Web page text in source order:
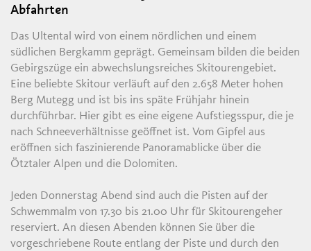
Abfahrten
Das Ultental wird von einem nördlichen und einem
südlichen Bergkamm geprägt. Gemeinsam bilden die beiden
Gebirgszüge ein abwechslungsreiches Skitourengebiet.
Eine beliebte Skitour verläuft auf den 2.658 Meter hohen
Berg Mutegg und ist bis ins späte Frühjahr hinein
durchführbar. Hier gibt es eine eigene Aufstiegsspur, die je
nach Schneeverhältnisse geöffnet ist. Vom Gipfel aus
eröffnen sich faszinierende Panoramablicke über die
Ötztaler Alpen und die Dolomiten.
Jeden Donnerstag Abend sind auch die Pisten auf der
Schwemmalm von 17.30 bis 21.00 Uhr für Skitourengeher
reserviert. An diesen Abenden können Sie über die
vorgeschriebene Route entlang der Piste und durch den